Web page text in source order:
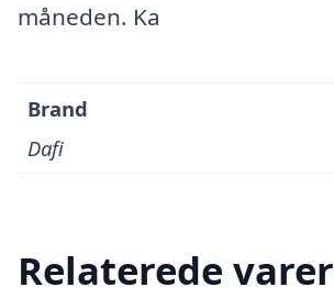
måneden. Ka
Brand
Dafi
Relaterede varer